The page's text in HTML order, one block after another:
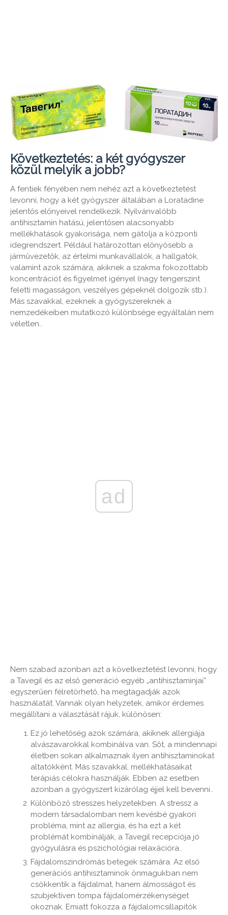
Következtetés: a két gyógyszer
közül melyik a jobb?
A fentiek fényében nem nehéz azt a következtetést
levonni, hogy a két gyógyszer általában a Loratadine
jelentős előnyeivel rendelkezik. Nyilvánvalóbb
antihisztamin hatású, jelentősen alacsonyabb
mellékhatások gyakorisága, nem gátolja a központi
idegrendszert. Például határozottan előnyösebb a
járművezetők, az értelmi munkavállalók, a hallgatók,
valamint azok számára, akiknek a szakma fokozottabb
koncentrációt és figyelmet igényel (nagy tengerszint
feletti magasságon, veszélyes gépeknél dolgozik stb.).
Más szavakkal, ezeknek a gyógyszereknek a
nemzedékeiben mutatkozó különbsége egyáltalán nem
véletlen..
ad
Nem szabad azonban azt a következtetést levonni, hogy
a Tavegil és az első generáció egyéb „antihisztaminjai”
egyszerűen félretörhető, ha megtagadják azok
használatát. Vannak olyan helyzetek, amikor érdemes
megállítani a választását rájuk, különösen:
Ez jó lehetőség azok számára, akiknek allergiája
alvászavarokkal kombinálva van. Sőt, a mindennapi
életben sokan alkalmaznak ilyen antihisztaminokat
altatókként. Más szavakkal, mellékhatásaikat
terápiás célokra használják. Ebben az esetben
azonban a gyógyszert kizárólag éjjel kell bevenni..
Különböző stresszes helyzetekben. A stressz a
modern társadalomban nem kevésbé gyakori
probléma, mint az allergia, és ha ezt a két
problémát kombinálják, a Tavegil recepciója jó
gyógyulásra és pszichológiai relaxációra..
Fájdalomszindrómás betegek számára. Az első
generációs antihisztaminok önmagukban nem
csökkentik a fájdalmat, hanem álmosságot és
szubjektíven tompa fájdalomérzékenységet
okoznak. Emiatt fokozza a fájdalomcsillapítók